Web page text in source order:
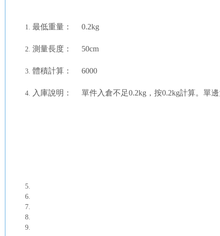
最低重量： 0.2kg
測量長度： 50cm
體積計算： 6000
入庫說明： 單件入倉不足0.2kg，按0.2kg計算。單